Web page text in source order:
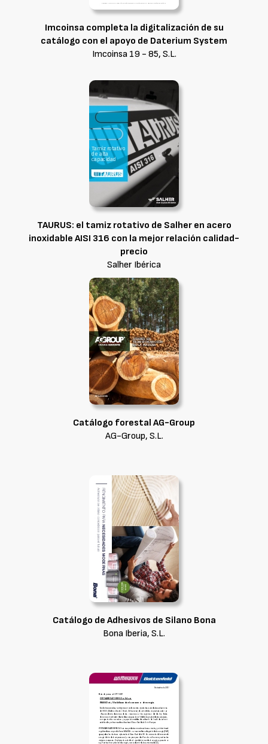
Imcoinsa completa la digitalización de su
catálogo con el apoyo de Daterium System
Imcoinsa 19 - 85, S.L.
TAURUS: el tamiz rotativo de Salher en acero
inoxidable AISI 316 con la mejor relación calidad-
precio
Salher Ibérica
Catálogo forestal AG-Group
AG-Group, S.L.
Catálogo de Adhesivos de Silano Bona
Bona Iberia, S.L.